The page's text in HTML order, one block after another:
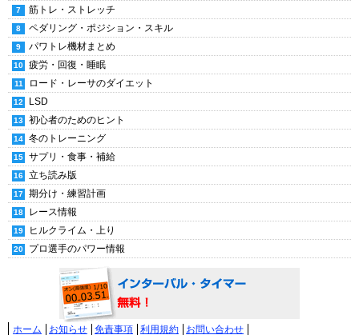
筋トレ・ストレッチ
ペダリング・ポジション・スキル
パワトレ機材まとめ
疲労・回復・睡眠
ロード・レーサのダイエット
LSD
初心者のためのヒント
冬のトレーニング
サプリ・食事・補給
立ち読み版
期分け・練習計画
レース情報
ヒルクライム・上り
プロ選手のパワー情報
ホーム お知らせ 免責事項 利用規約 お問い合わせ